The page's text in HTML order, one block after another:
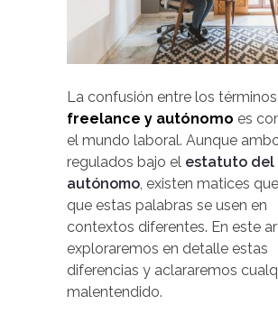
La confusión entre los términos
freelance y autónomo es
el mundo laboral. Aunque
regulados bajo el estatuto del
autónomo, existen matices
que estas palabras se usen en
contextos diferentes. En este
exploraremos en detalle estas
diferencias y aclararemos
malentendido.